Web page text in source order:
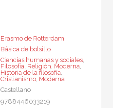
Erasmo de Rotterdam
Básica de bolsillo
Ciencias humanas y sociales,
Filosofía, Religión, Moderna,
Historia de la filosofía,
Cristianismo, Moderna
Castellano
9788446033219